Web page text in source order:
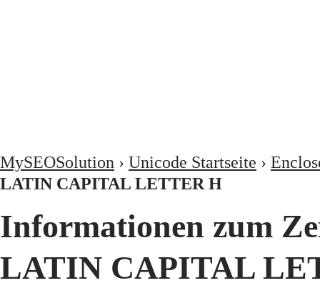
MySEOSolution › Unicode Startseite ›
LATIN CAPITAL LETTER H
Informationen zum
LATIN CAPITAL